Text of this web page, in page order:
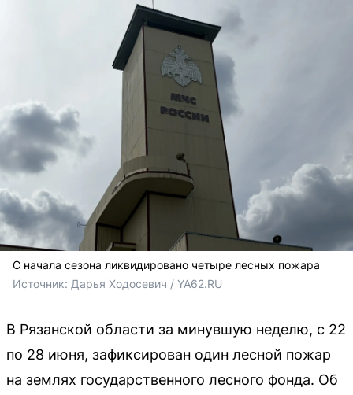
С начала сезона ликвидировано четыре лесных пожара
Источник: Дарья Ходосевич / YA62.RU
В Рязанской области за минувшую неделю, с 22
по 28 июня, зафиксирован один лесной пожар
на землях государственного лесного фонда. Об